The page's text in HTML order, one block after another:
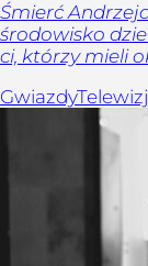
Śmierć
środowisko
ci, którzy mieli
Gwiazdy